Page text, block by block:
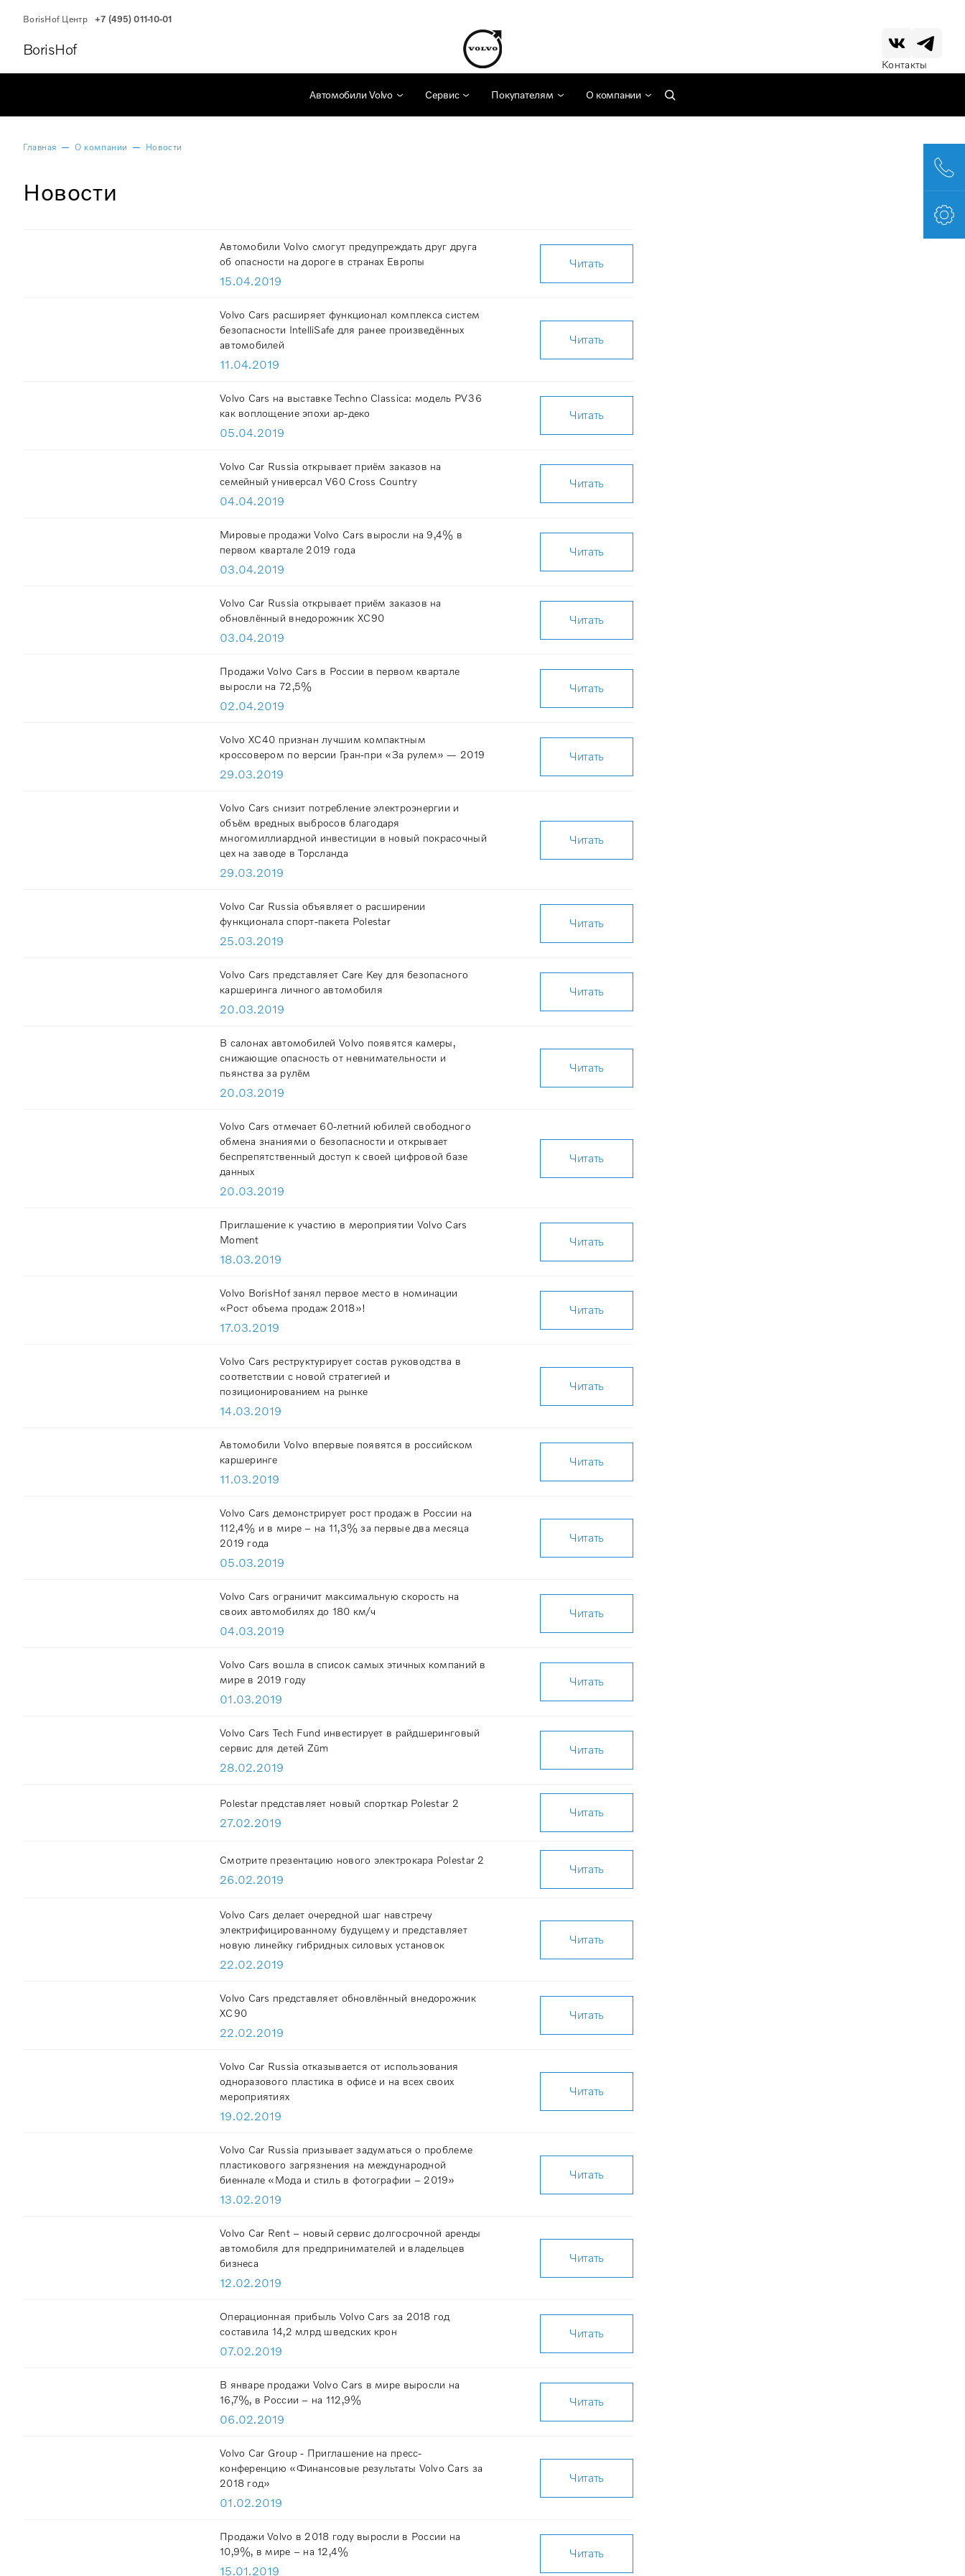
BorisHof Центр +7 (495) 011-10-01
BorisHof
Контакты
Автомобили Volvo Сервис Покупателям О компании
Главная О компании Новости
Новости
Автомобили Volvo смогут предупреждать друг друга
об опасности на дороге в странах Европы
15.04.2019
Читать
Volvo Cars расширяет функционал комплекса систем
безопасности IntelliSafe для ранее произведённых
автомобилей
11.04.2019
Читать
Volvo Cars на выставке Techno Classica: модель PV36
как воплощение эпохи ар-деко
05.04.2019
Читать
Volvo Car Russia открывает приём заказов на
семейный универсал V60 Cross Country
04.04.2019
Читать
Мировые продажи Volvo Cars выросли на 9,4% в
первом квартале 2019 года
03.04.2019
Читать
Volvo Car Russia открывает приём заказов на
обновлённый внедорожник XC90
03.04.2019
Читать
Продажи Volvo Cars в России в первом квартале
выросли на 72,5%
02.04.2019
Читать
Volvo XC40 признан лучшим компактным
кроссовером по версии Гран-при «За рулем» — 2019
29.03.2019
Читать
Volvo Cars снизит потребление электроэнергии и
объём вредных выбросов благодаря
многомиллиардной инвестиции в новый покрасочный
цех на заводе в Торсланда
29.03.2019
Читать
Volvo Car Russia объявляет о расширении
функционала спорт-пакета Polestar
25.03.2019
Читать
Volvo Cars представляет Care Key для безопасного
каршеринга личного автомобиля
20.03.2019
Читать
В салонах автомобилей Volvo появятся камеры,
снижающие опасность от невнимательности и
пьянства за рулём
20.03.2019
Читать
Volvo Cars отмечает 60-летний юбилей свободного
обмена знаниями о безопасности и открывает
беспрепятственный доступ к своей цифровой базе
данных
20.03.2019
Читать
Приглашение к участию в мероприятии Volvo Cars
Moment
18.03.2019
Читать
Volvo BorisHof занял первое место в номинации
«Рост объема продаж 2018»!
17.03.2019
Читать
Volvo Cars реструктурирует состав руководства в
соответствии с новой стратегией и
позиционированием на рынке
14.03.2019
Читать
Автомобили Volvo впервые появятся в российском
каршеринге
11.03.2019
Читать
Volvo Cars демонстрирует рост продаж в России на
112,4% и в мире – на 11,3% за первые два месяца
2019 года
05.03.2019
Читать
Volvo Cars ограничит максимальную скорость на
своих автомобилях до 180 км/ч
04.03.2019
Читать
Volvo Cars вошла в список самых этичных компаний в
мире в 2019 году
01.03.2019
Читать
Volvo Cars Tech Fund инвестирует в райдшеринговый
сервис для детей Zūm
28.02.2019
Читать
Polestar представляет новый спорткар Polestar 2
27.02.2019
Читать
Смотрите презентацию нового электрокара Polestar 2
26.02.2019
Читать
Volvo Cars делает очередной шаг навстречу
электрифицированному будущему и представляет
новую линейку гибридных силовых установок
22.02.2019
Читать
Volvo Cars представляет обновлённый внедорожник
XC90
22.02.2019
Читать
Volvo Car Russia отказывается от использования
одноразового пластика в офисе и на всех своих
мероприятиях
19.02.2019
Читать
Volvo Car Russia призывает задуматься о проблеме
пластикового загрязнения на международной
биеннале «Мода и стиль в фотографии – 2019»
13.02.2019
Читать
Volvo Car Rent – новый сервис долгосрочной аренды
автомобиля для предпринимателей и владельцев
бизнеса
12.02.2019
Читать
Операционная прибыль Volvo Cars за 2018 год
составила 14,2 млрд шведских крон
07.02.2019
Читать
В январе продажи Volvo Cars в мире выросли на
16,7%, в России – на 112,9%
06.02.2019
Читать
Volvo Car Group - Приглашение на пресс-
конференцию «Финансовые результаты Volvo Cars за
2018 год»
01.02.2019
Читать
Продажи Volvo в 2018 году выросли в России на
10,9%, в мире – на 12,4%
15.01.2019
Читать